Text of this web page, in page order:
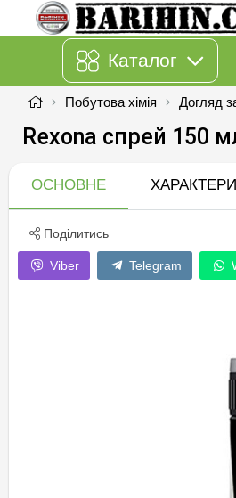
Каталог
Побутова хімія Догляд
Rexona спрей 150
ОСНОВНЕ
Поділитись
Viber Telegram